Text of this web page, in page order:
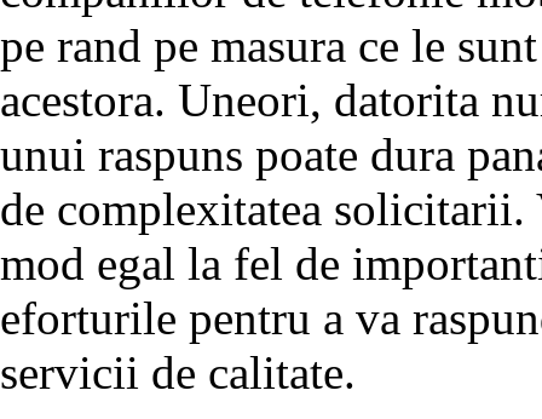
pe rand pe masura ce le
acestora. Uneori, datorita
unui raspuns poate dura
de complexitatea
mod egal la fel de
eforturile pentru a va
servicii de calitate.